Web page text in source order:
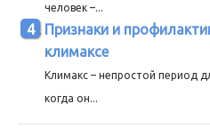
человек –...
Признаки и
климаксе
Климакс – непростой период
когда он...